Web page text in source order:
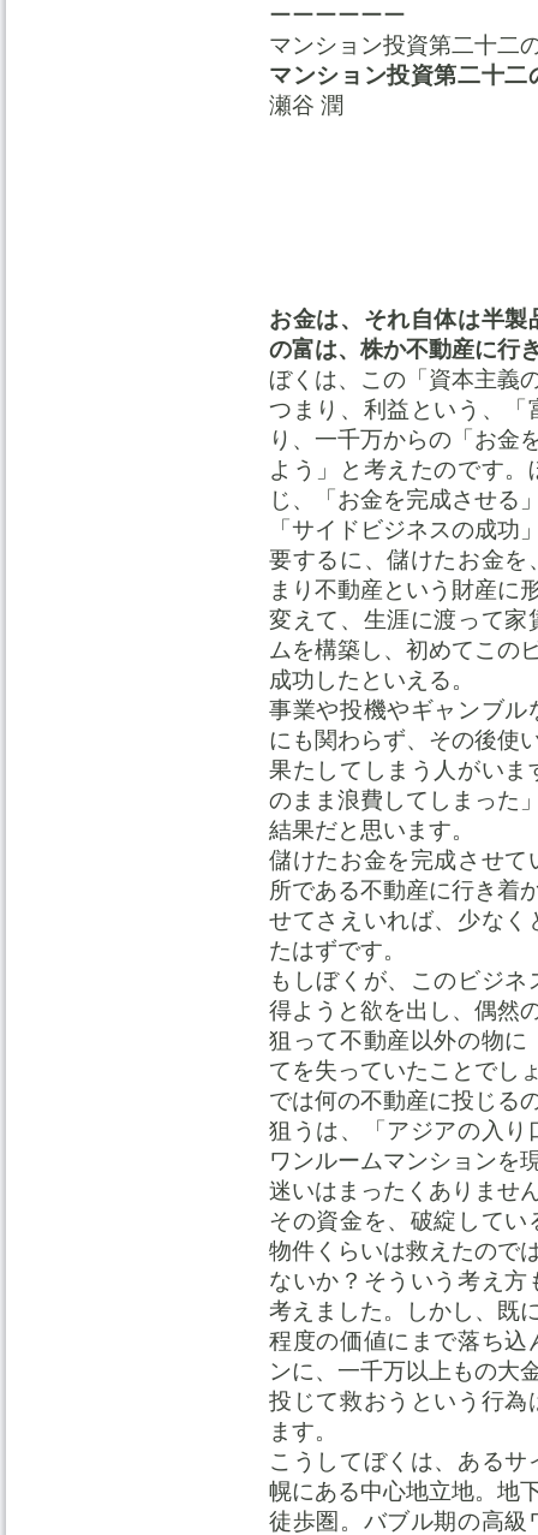
ーーーーーー
マンション投資第二十二
マンション投資第二十二
瀬谷 潤
お金は、それ自体は半
の富は、株か不動産に
ぼくは、この「資本主義
つまり、利益という、
り、一千万からの「お金
よう」と考えたのです
じ、「お金を完成させる
「サイドビジネスの成功
要するに、儲けたお金
まり不動産という財産に
変えて、生涯に渡って
ムを構築し、初めてこの
成功したといえる。
事業や投機やギャンブ
にも関わらず、その後使
果たしてしまう人がい
のまま浪費してしまった
結果だと思います。
儲けたお金を完成させ
所である不動産に行き着
せてさえいれば、少な
たはずです。
もしぼくが、このビジ
得ようと欲を出し、偶然
狙って不動産以外の物
てを失っていたことでし
では何の不動産に投じる
狙うは、「アジアの入
ワンルームマンションを
迷いはまったくありませ
その資金を、破綻して
物件くらいは救えたので
ないか？そういう考え
考えました。しかし、既
程度の価値にまで落ち
ンに、一千万以上もの大
投じて救おうという行
ます。
こうしてぼくは、ある
幌にある中心地立地。地
徒歩圏。バブル期の高